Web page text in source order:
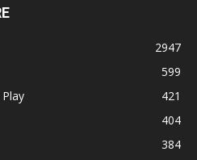
2947
599
421
404
384